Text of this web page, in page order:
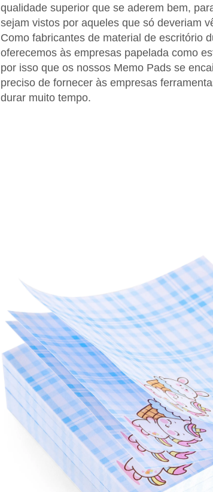
qualidade superior que se aderem bem,
sejam vistos por aqueles que só deveriam
Como fabricantes de material de escritório
oferecemos às empresas papelada como
por isso que os nossos Memo Pads se
preciso de fornecer às empresas
durar muito tempo.